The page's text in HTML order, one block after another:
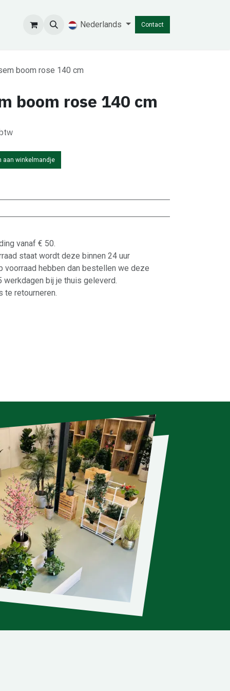
Nederlands Contact
boom rose 140 cm
boom rose 140 cm
aan winkelmandje
vanaf € 50.
staat wordt deze binnen 24 uur
voorraad hebben dan bestellen we deze
werkdagen bij je thuis geleverd.
te retourneren.